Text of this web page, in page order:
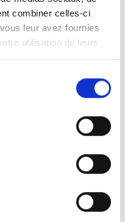
combiner celles-ci
leur avez fournies
utilisation de leurs
à la cuisine plus
et installons des
: chaque réalisation
et fonctionnalité.